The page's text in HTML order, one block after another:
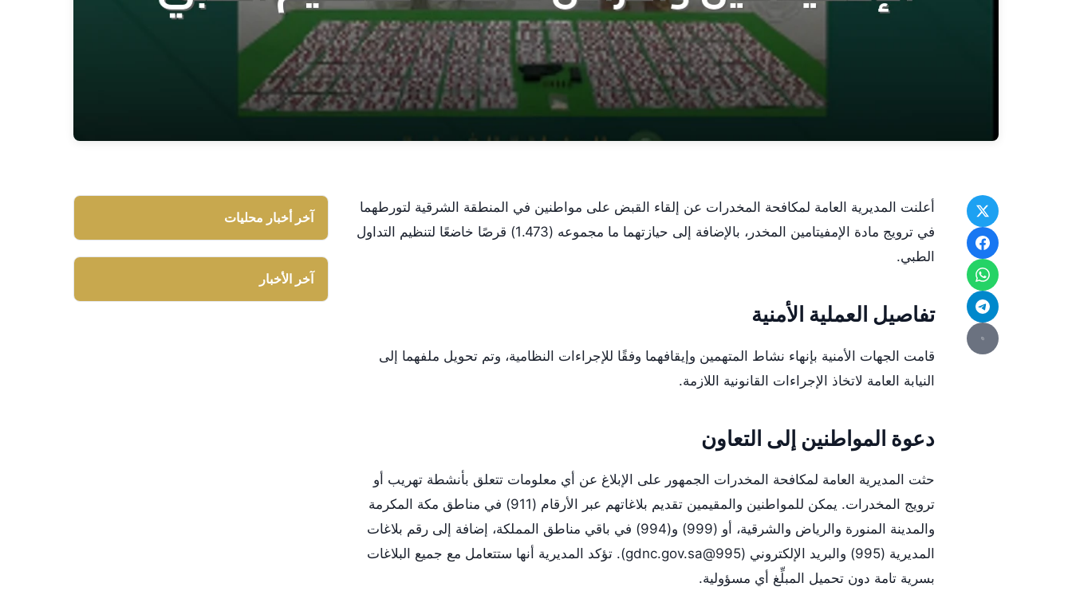
أعلنت المديرية العامة لمكافحة المخدرات عن إلقاء القبض على مواطنين في المنطقة الشرقية لتورطهما
في ترويج مادة الإمفيتامين المخدر، بالإضافة إلى حيازتهما ما مجموعه (1.473) قرصًا خاضعًا لتنظيم التداول
الطبي.
تفاصيل العملية الأمنية
قامت الجهات الأمنية بإنهاء نشاط المتهمين وإيقافهما وفقًا للإجراءات النظامية، وتم تحويل ملفهما إلى
النيابة العامة لاتخاذ الإجراءات القانونية اللازمة.
دعوة المواطنين إلى التعاون
حثت المديرية العامة لمكافحة المخدرات الجمهور على الإبلاغ عن أي معلومات تتعلق بأنشطة تهريب أو
ترويج المخدرات. يمكن للمواطنين والمقيمين تقديم بلاغاتهم عبر الأرقام (911) في مناطق مكة المكرمة
والمدينة المنورة والرياض والشرقية، أو (999) و(994) في باقي مناطق المملكة، إضافة إلى رقم بلاغات
المديرية (995) والبريد الإلكتروني (
995@gdnc.gov.sa
). تؤكد المديرية أنها ستتعامل مع جميع البلاغات
بسرية تامة دون تحميل المبلِّغ أي مسؤولية.
آخر أخبار محليات
آخر الأخبار